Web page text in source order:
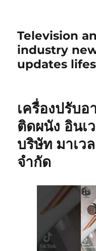
Television
industry
updates
เครื่องปรับ
ติดผนัง อินเ
บริษัท มาเว
จำกัด